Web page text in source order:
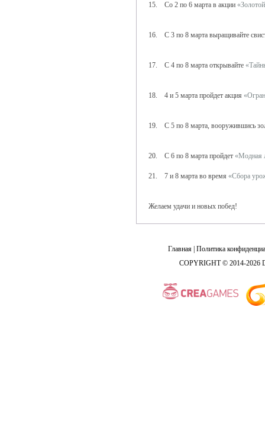
15. Со 2 по 6 марта в акции
16. С 3 по 8 марта выращивайте
17. С 4 по 8 марта открывайте
18. 4 и 5 марта пройдет акция
19. С 5 по 8 марта, вооружившись
20. С 6 по 8 марта пройдет «Модная
21. 7 и 8 марта во время «Сбора
Желаем удачи и новых побед!
Главная Политика
COPYRIGHT © 2014-2026